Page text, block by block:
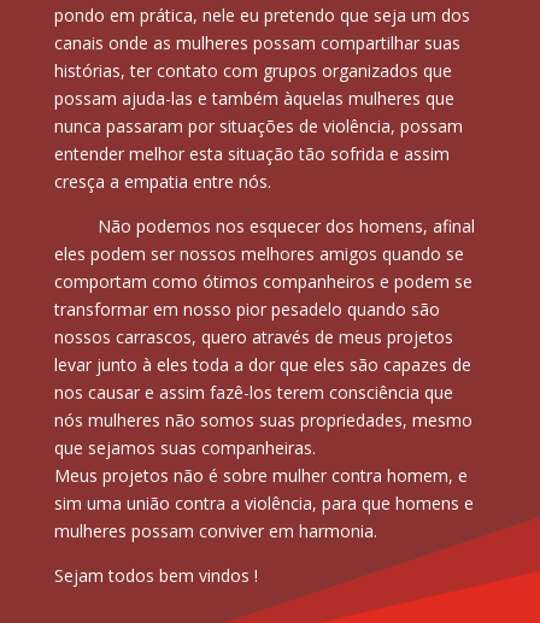
pondo em prática, nele eu pretendo que seja um dos
canais onde as mulheres possam compartilhar suas
histórias, ter contato com grupos organizados que
possam ajuda-las e também àquelas mulheres que
nunca passaram por situações de violência, possam
entender melhor esta situação tão sofrida e assim
cresça a empatia entre nós.
Não podemos nos esquecer dos homens, afinal
eles podem ser nossos melhores amigos quando se
comportam como ótimos companheiros e podem se
transformar em nosso pior pesadelo quando são
nossos carrascos, quero através de meus projetos
levar junto à eles toda a dor que eles são capazes de
nos causar e assim fazê-los terem consciência que
nós mulheres não somos suas propriedades, mesmo
que sejamos suas companheiras.
Meus projetos não é sobre mulher contra homem, e
sim uma união contra a violência, para que homens e
mulheres possam conviver em harmonia.
Sejam todos bem vindos !